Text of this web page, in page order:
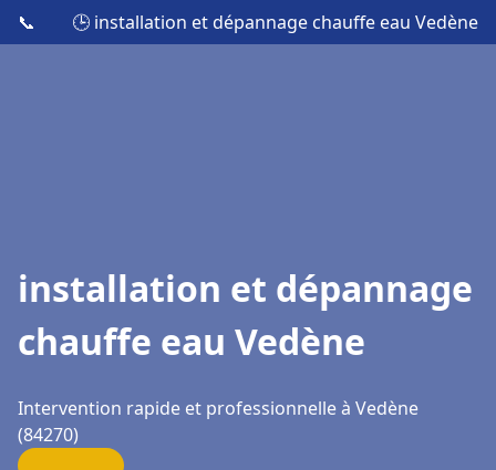
📞 🕒 installation et dépannage chauffe eau Vedène
installation et dépannage
chauffe eau Vedène
Intervention rapide et professionnelle à Vedène
(84270)